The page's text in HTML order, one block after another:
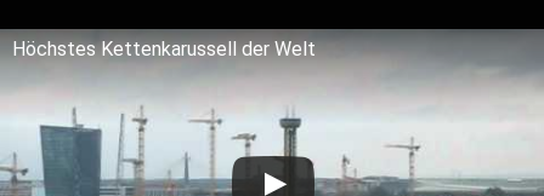
Höchstes Kettenkarussell der Welt